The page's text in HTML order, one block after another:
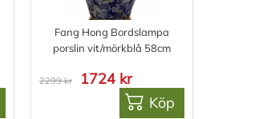
Fang Hong Bordslampa
porslin vit/mörkblå 58cm
2299 kr
1724 kr
Köp